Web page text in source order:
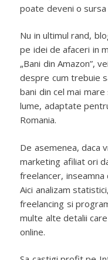
poate deveni o sursa
Nu in ultimul rand,
pe idei de afaceri in
„Bani din Amazon”,
despre cum trebuie
bani din cel mai
lume, adaptate
Romania.
De asemenea, daca
marketing afiliat ori
freelancer,
Aici analizam
freelancing si
multe alte detalii
online.